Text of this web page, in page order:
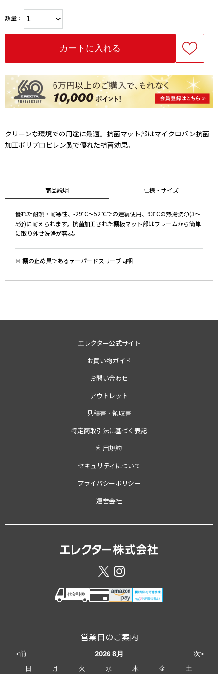
数量：
クリーンな環境での用途に最適。抗菌マット部はマイクロバン抗菌
加工ポリプロピレン製で優れた抗菌効果。
商品説明 仕様・サイズ
優れた耐熱・耐寒性、-29℃～52℃での連続使用、93℃の熱湯洗浄(3～
5分)に耐えられます。抗菌加工された棚板マット部はフレームから簡単
に取り外せ洗浄が容易。
※ 棚の止め具であるテーパードスリーブ同梱
エレクター公式サイト
お買い物ガイド
お問い合わせ
アウトレット
見積書・領収書
特定商取引法に基づく表記
利用規約
セキュリティについて
プライバシーポリシー
運営会社
営業日のご案内
<前 次>
2026 8月
日 月 火 水 木 金 土